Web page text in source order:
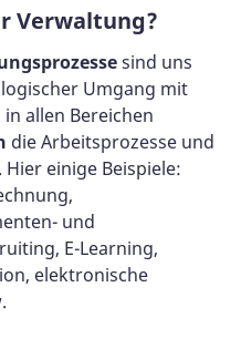
Verwaltung?
sind uns
Umgang mit
allen Bereichen
die Arbeitsprozesse und
einige Beispiele:
und
E-Learning,
elektronische